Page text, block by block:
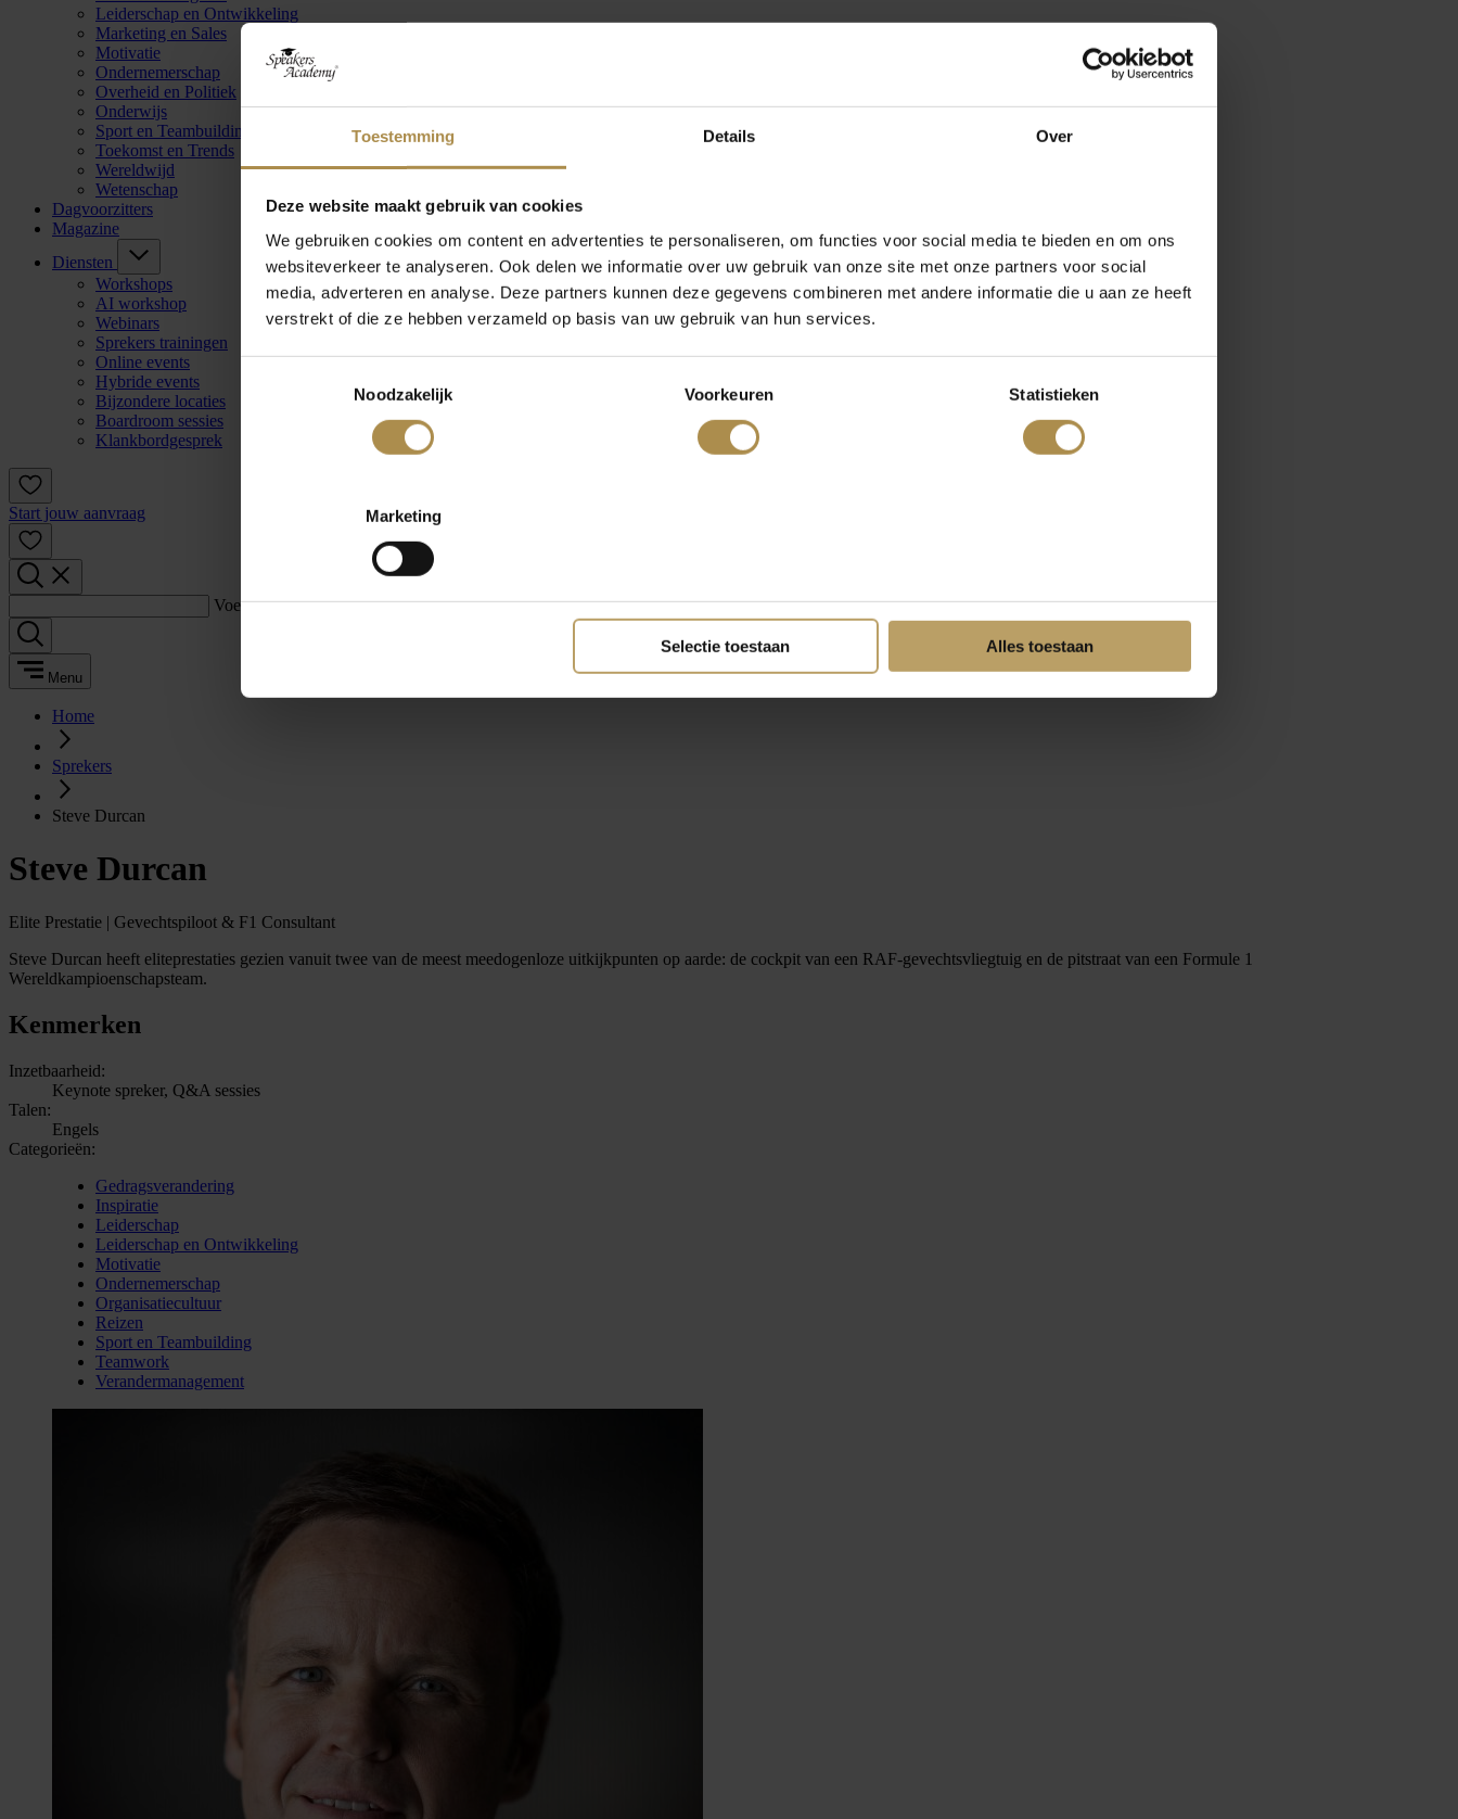
Toestemming Details Over
Deze website maakt gebruik van cookies
We gebruiken cookies om content en advertenties te personaliseren, om functies voor social media te bieden en om ons
websiteverkeer te analyseren. Ook delen we informatie over uw gebruik van onze site met onze partners voor social
media, adverteren en analyse. Deze partners kunnen deze gegevens combineren met andere informatie die u aan ze heeft
verstrekt of die ze hebben verzameld op basis van uw gebruik van hun services.
Noodzakelijk
Voorkeuren Statistieken
Marketing
Selectie toestaan Alles toestaan
Leiderschap en Ontwikkeling
Marketing en Sales
Motivatie
Ondernemerschap
Overheid en Politiek
Onderwijs
Sport en Teambuilding
Toekomst en Trends
Wereldwijd
Wetenschap
Dagvoorzitters
Magazine
Diensten
Workshops
AI workshop
Webinars
Sprekers trainingen
Online events
Hybride events
Bijzondere locaties
Boardroom sessies
Klankbordgesprek
Start jouw aanvraag
Voer een zoekterm in:
Menu
Home
Sprekers
Steve Durcan
Steve Durcan
Elite Prestatie | Gevechtspiloot & F1 Consultant
Steve Durcan heeft eliteprestaties gezien vanuit twee van de meest meedogenloze uitkijkpunten op aarde: de cockpit van een RAF-gevechtsvliegtuig en de pitstraat van een Formule 1
Wereldkampioenschapsteam.
Kenmerken
Inzetbaarheid:
Keynote spreker, Q&A sessies
Talen:
Engels
Categorieën:
Gedragsverandering
Inspiratie
Leiderschap
Leiderschap en Ontwikkeling
Motivatie
Ondernemerschap
Organisatiecultuur
Reizen
Sport en Teambuilding
Teamwork
Verandermanagement